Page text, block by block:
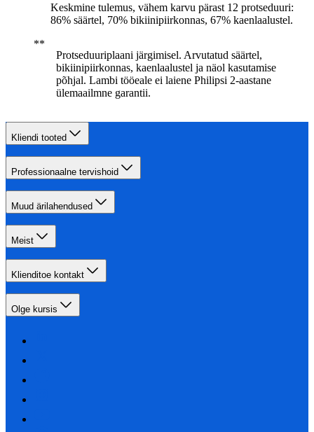
Keskmine tulemus, vähem karvu pärast 12 protseduuri:
86% säärtel, 70% bikiinipiirkonnas, 67% kaenlaalustel.
Protseduuriplaani järgimisel. Arvutatud säärtel,
bikiinipiirkonnas, kaenlaalustel ja näol kasutamise
põhjal. Lambi tööeale ei laiene Philipsi 2-aastane
ülemaailmne garantii.
Kliendi tooted
Professionaalne tervishoid
Muud ärilahendused
Meist
Klienditoe kontakt
Olge kursis